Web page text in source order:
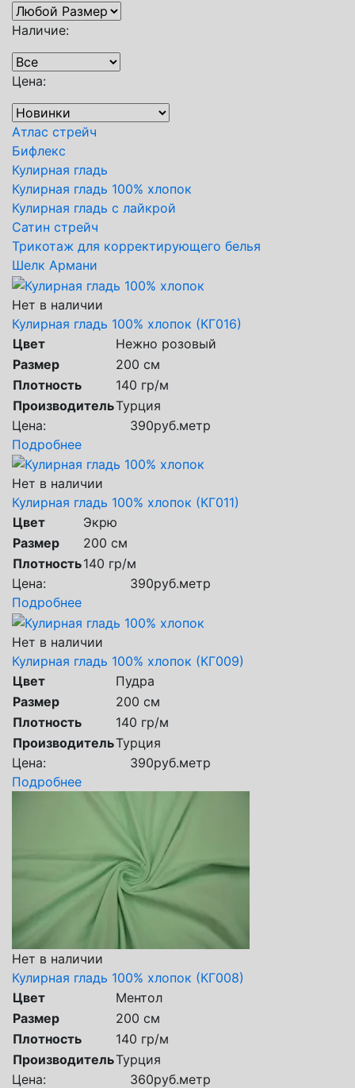
Наличие:
Цена:
Атлас стрейч
Бифлекс
Кулирная гладь
Кулирная гладь 100% хлопок
Кулирная гладь с лайкрой
Сатин стрейч
Трикотаж для корректирующего белья
Шелк Армани
Нет в наличии
Кулирная гладь 100% хлопок (КГ016)
Цвет
Нежно розовый
Размер
200 см
Плотность
140 гр/м
ПроизводительТурция
Цена:
390руб.метр
Подробнее
Нет в наличии
Кулирная гладь 100% хлопок (КГ011)
Цвет
Экрю
Размер
200 см
Плотность140 гр/м
Цена:
390руб.метр
Подробнее
Нет в наличии
Кулирная гладь 100% хлопок (КГ009)
Цвет
Пудра
Размер
200 см
Плотность
140 гр/м
ПроизводительТурция
Цена:
390руб.метр
Подробнее
Нет в наличии
Кулирная гладь 100% хлопок (КГ008)
Цвет
Ментол
Размер
200 см
Плотность
140 гр/м
ПроизводительТурция
Цена:
360руб.метр